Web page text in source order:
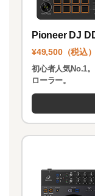
Pioneer DJ
¥49,500（税込）
初心者人気No.1
ローラー。